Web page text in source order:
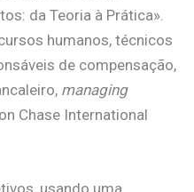
da Teoria à Prática».
humanos, técnicos
de compensação,
managing
Chase International